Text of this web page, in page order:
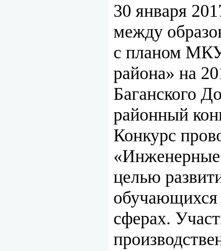
30 января
между
с планом МКУ
района» на
Баганского
районный
Конкурс
«Инженерные
целью
обучающихся
сферах.